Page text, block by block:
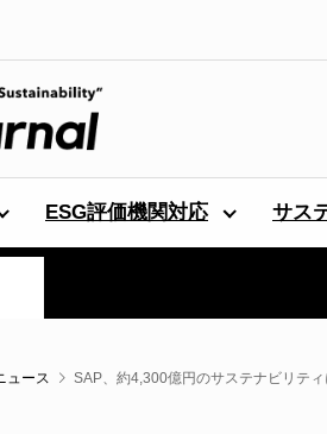
ESG評価機関対応 サス
ュース SAP、約4,300億円のサステナビリテ